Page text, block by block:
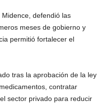
defendió las
meses de gobierno y
permitió fortalecer el
tras la aprobación de la ley
contratar
sector privado para reducir